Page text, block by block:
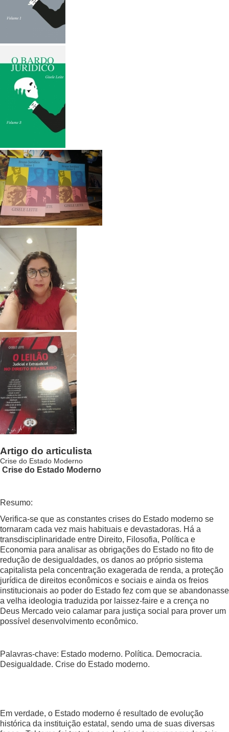
Artigo do articulista
Crise do Estado Moderno
Crise do Estado Moderno
Resumo:
Verifica-se que as constantes crises do Estado moderno se
tornaram cada vez mais habituais e devastadoras. Há a
transdisciplinaridade entre Direito, Filosofia, Política e
Economia para analisar as obrigações do Estado no fito de
redução de desigualdades, os danos ao próprio sistema
capitalista pela concentração exagerada de renda, a proteção
jurídica de direitos econômicos e sociais e ainda os freios
institucionais ao poder do Estado fez com que se abandonasse
a velha ideologia traduzida por laissez-faire e a crença no
Deus Mercado veio calamar para justiça social para prover um
possível desenvolvimento econômico.
Palavras-chave: Estado moderno. Política. Democracia.
Desigualdade. Crise do Estado moderno.
Em verdade, o Estado moderno é resultado de evolução
histórica da instituição estatal, sendo uma de suas diversas